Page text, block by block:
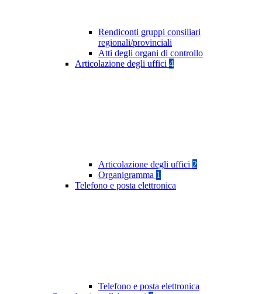
Rendiconti gruppi consiliari
regionali/provinciali
Atti degli organi di controllo
Articolazione degli uffici 4
Articolazione degli uffici 2
Organigramma 1
Telefono e posta elettronica
Telefono e posta elettronica